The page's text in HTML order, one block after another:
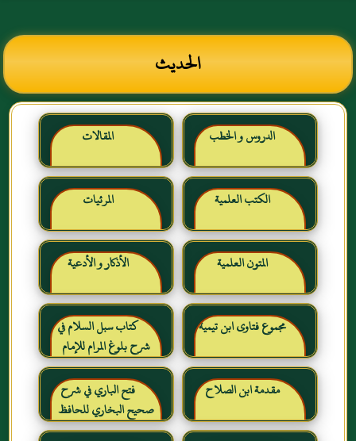
الحديث
الدروس و الخطب المقالات
الكتب العلمية المرئيات
المتون العلمية الأذكار و الأدعية
مجموع فتاوى ابن تيمية
كتاب سبل السلام في
شرح بلوغ المرام للإمام
الصنعاني رحمه الله
مقدمة ابن الصلاح
فتح الباري في شرح
صحيح البخاري للحافظ
ابن حجر العسقلاني